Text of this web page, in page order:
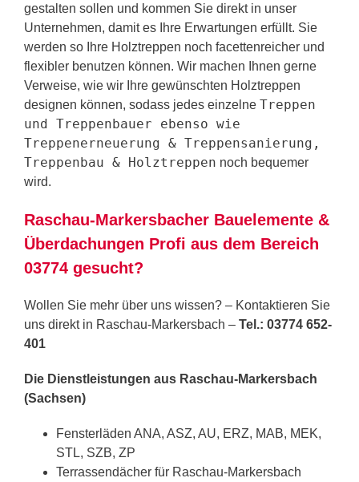
gestalten sollen und kommen Sie direkt in unser
Unternehmen, damit es Ihre Erwartungen erfüllt. Sie
werden so Ihre Holztreppen noch facettenreicher und
flexibler benutzen können. Wir machen Ihnen gerne
Verweise, wie wir Ihre gewünschten Holztreppen
designen können, sodass jedes einzelne Treppen
und Treppenbauer ebenso wie
Treppenerneuerung & Treppensanierung,
Treppenbau & Holztreppen noch bequemer
wird.
Raschau-Markersbacher Bauelemente &
Überdachungen Profi aus dem Bereich
03774 gesucht?
Wollen Sie mehr über uns wissen? – Kontaktieren Sie
uns direkt in Raschau-Markersbach – Tel.: 03774 652-
401
Die Dienstleistungen aus Raschau-Markersbach
(Sachsen)
Fensterläden ANA, ASZ, AU, ERZ, MAB, MEK,
STL, SZB, ZP
Terrassendächer für Raschau-Markersbach